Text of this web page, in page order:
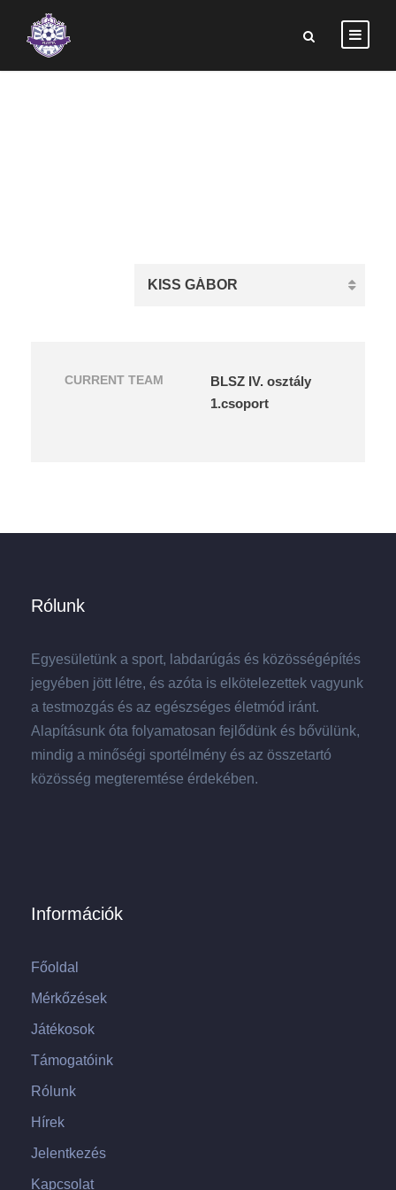
CURRENT TEAM
BLSZ IV. osztály
1.csoport
Rólunk
Egyesületünk a sport, labdarúgás és közösségépítés
jegyében jött létre, és azóta is elkötelezettek vagyunk
a testmozgás és az egészséges életmód iránt.
Alapításunk óta folyamatosan fejlődünk és bővülünk,
mindig a minőségi sportélmény és az összetartó
közösség megteremtése érdekében.
Információk
Főoldal
Mérkőzések
Játékosok
Támogatóink
Rólunk
Hírek
Jelentkezés
Kapcsolat